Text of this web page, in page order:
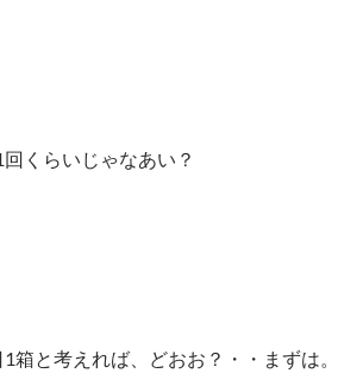
くらいじゃなあい？
箱と考えれば、どおお？・・まずは。